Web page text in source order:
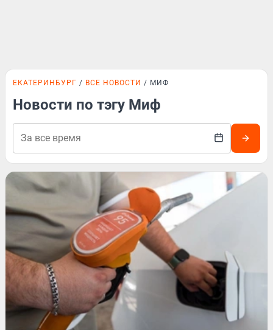
ЕКАТЕРИНБУРГ ВСЕ НОВОСТИ МИФ
Новости по тэгу Миф